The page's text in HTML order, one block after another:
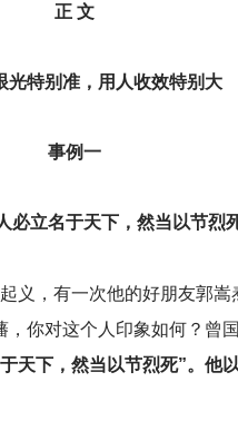
正 文
光特别准，用人收效特别大
事例一
必立名于天下，然当以节烈
义，有一次他的好朋友郭嵩
你对这个人印象如何？曾
天下，然当以节烈死”。他